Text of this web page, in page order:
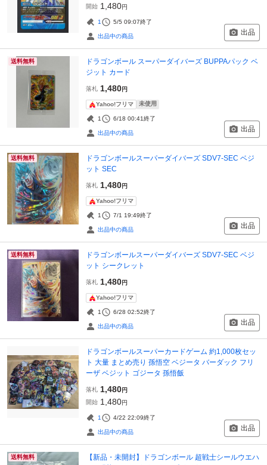
開始 1,480円
1 5/5 09:07終了
出品中の商品 出品
送料無料
ドラゴンボール スーパーダイバーズ BUPPAパック ベ
ジット カード
落札 1,480円
Yahoo!フリマ 未使用
1 6/18 00:41終了
出品中の商品 出品
送料無料
ドラゴンボールスーパーダイバーズ SDV7-SEC ベジ
ット SEC
落札 1,480円
Yahoo!フリマ
1 7/1 19:49終了
出品中の商品 出品
送料無料
ドラゴンボールスーパーダイバーズ SDV7-SEC ベジ
ット シークレット
落札 1,480円
Yahoo!フリマ
1 6/28 02:52終了
出品中の商品 出品
ドラゴンボールスーパーカードゲーム 約1,000枚セッ
ト 大量 まとめ売り 孫悟空 ベジータ バーダック フリ
ーザ ベジット ゴジータ 孫悟飯
落札 1,480円
開始 1,480円
1 4/22 22:09終了
出品中の商品 出品
送料無料
【新品・未開封】ドラゴンボール 超戦士シールウエハ